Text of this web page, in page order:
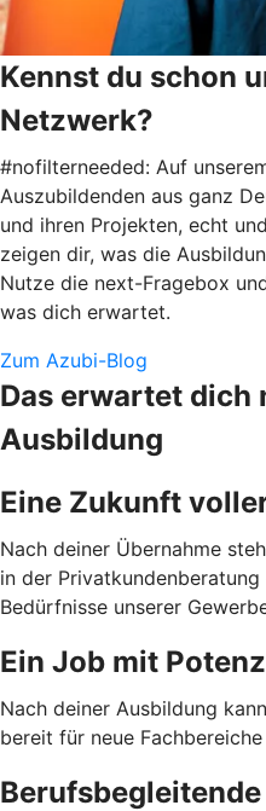
Kennst du schon
Netzwerk?
#nofilterneeded: Auf
Auszubildenden aus ganz
und ihren Projekten, echt
zeigen dir, was die
Nutze die next-Fragebox
was dich erwartet.
Zum Azubi-Blog
Das erwartet dich
Ausbildung
Eine Zukunft
Nach deiner Übernahme
in der
Bedürfnisse unserer
Ein Job mit
Nach deiner Ausbildung
bereit für neue